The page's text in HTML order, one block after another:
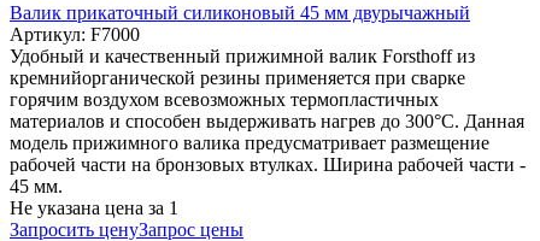
Валик прикаточный силиконовый 45 мм двурычажный
Артикул: F7000
Удобный и качественный прижимной валик Forsthoff из
кремнийорганической резины применяется при сварке
горячим воздухом всевозможных термопластичных
материалов и способен выдерживать нагрев до 300°С. Данная
модель прижимного валика предусматривает размещение
рабочей части на бронзовых втулках. Ширина рабочей части -
45 мм.
Не указана цена за 1
Запросить ценуЗапрос цены